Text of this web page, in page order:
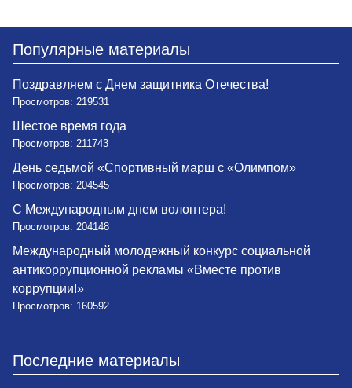
Популярные материалы
Поздравляем с Днем защитника Отечества!
Просмотров: 219531
Шестое время года
Просмотров: 211743
День седьмой «Спортивный марш с «Олимпом»
Просмотров: 204545
С Международным днем волонтера!
Просмотров: 204148
Международный молодежный конкурс социальной
антикоррупционной рекламы «Вместе против
коррупции!»
Просмотров: 160592
Последние материалы